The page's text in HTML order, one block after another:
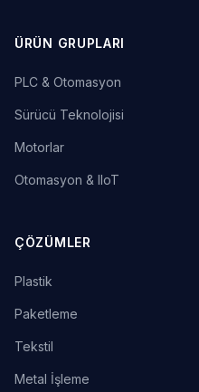
ÜRÜN GRUPLARI
PLC & Otomasyon
Sürücü Teknolojisi
Motorlar
Otomasyon & IIoT
ÇÖZÜMLER
Plastik
Paketleme
Tekstil
Metal İşleme